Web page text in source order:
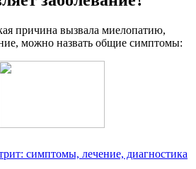
причина вызвала миелопатию,
можно назвать общие симптомы:
симптомы, лечение, диагностика